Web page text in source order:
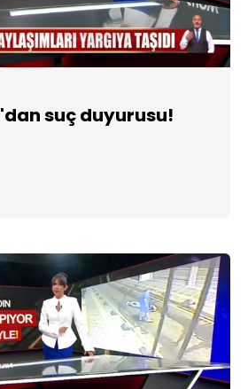
suç duyurusu!